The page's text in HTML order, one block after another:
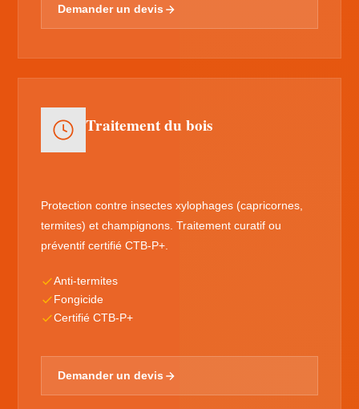
Demander un devis
Traitement du bois
Protection contre insectes xylophages (capricornes,
termites) et champignons. Traitement curatif ou
préventif certifié CTB-P+.
Anti-termites
Fongicide
Certifié CTB-P+
Demander un devis